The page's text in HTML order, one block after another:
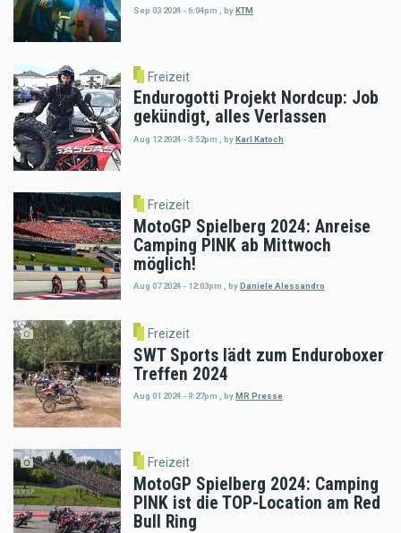
Sep 03 2024 - 6:04pm byKTM
Freizeit
Endurogotti Projekt Nordcup: Job
gekündigt, alles Verlassen
Aug 12 2024 - 3:52pm byKarl Katoch
Freizeit
MotoGP Spielberg 2024: Anreise
Camping PINK ab Mittwoch
möglich!
Aug 07 2024 - 12:03pm , by Daniele Alessandro
Freizeit
SWT Sports lädt zum Enduroboxer
Treffen 2024
Aug 01 2024 - 9:27pm byMR Presse
Freizeit
MotoGP Spielberg 2024: Camping
PINK ist die TOP-Location am Red
Bull Ring